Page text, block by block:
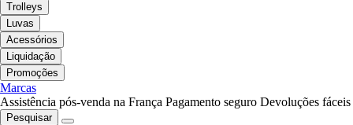
Trolleys
Luvas
Acessórios
Liquidação
Promoções
Marcas
Assistência pós-venda na França Pagamento seguro Devoluções fáceis
Pesquisar